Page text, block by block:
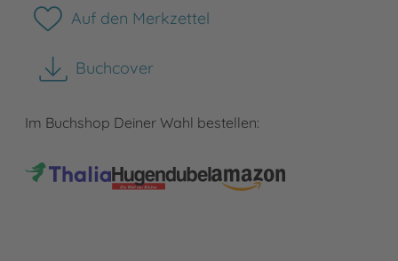
Auf den Merkzettel
Buchcover
herunterladen
Im Buchshop Deiner Wahl bestellen: